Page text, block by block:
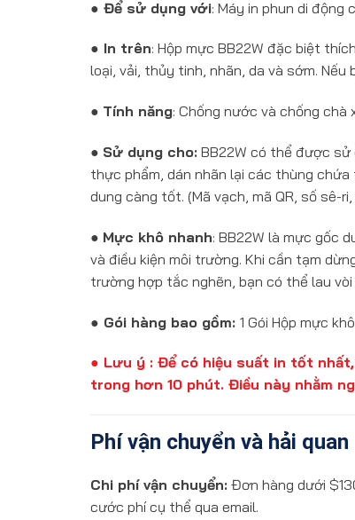
● Để sử dụng với: Máy in phun di động
● In trên: Hộp mực BB22W đặc biệt
loại, vải, thủy tinh, nhãn, da và sớm.
● Tính năng: Chống nước và chống
● Sử dụng cho: BB22W có thể được sử
thực phẩm, dán nhãn lại các thùng
dung càng tốt. (Mã vạch, mã QR, số sê-
● Mực khô nhanh: BB22W là mực gốc
và điều kiện môi trường. Khi cần tạm
trường hợp tắc nghẽn, bạn có thể lau
● Gói hàng bao gồm: 1 Gói Hộp mực
● Lưu ý : Để có hiệu suất in tốt
trong hơn 10 phút. Điều này nhằm
Phí vận chuyển và hải quan
Chi phí vận chuyển: Đơn hàng dưới
cước phí cụ thể qua email.